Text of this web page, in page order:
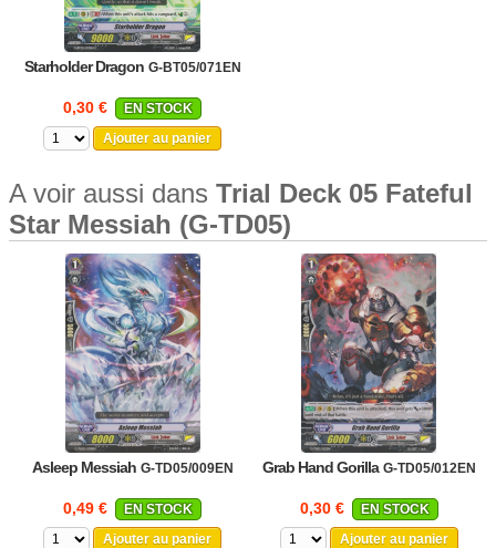
Starholder Dragon G-BT05/071EN
0,30 €
EN STOCK
Ajouter au panier
A voir aussi dans Trial Deck 05 Fateful
Star Messiah (G-TD05)
Asleep Messiah G-TD05/009EN
0,49 €
EN STOCK
Ajouter au panier
Grab Hand Gorilla G-TD05/012EN
0,30 €
EN STOCK
Ajouter au panier